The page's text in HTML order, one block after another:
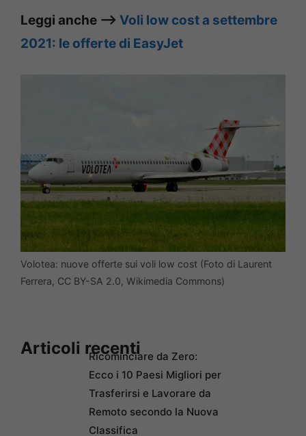
Leggi anche –> Voli low cost a settembre
2021: le offerte di EasyJet
Volotea: nuove offerte sui voli low cost (Foto di Laurent
Ferrera, CC BY-SA 2.0, Wikimedia Commons)
Articoli recentiRicominciare da Zero:
Ecco i 10 Paesi Migliori per
Trasferirsi e Lavorare da
Remoto secondo la Nuova
Classifica